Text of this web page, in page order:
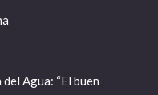
Agua: “El buen